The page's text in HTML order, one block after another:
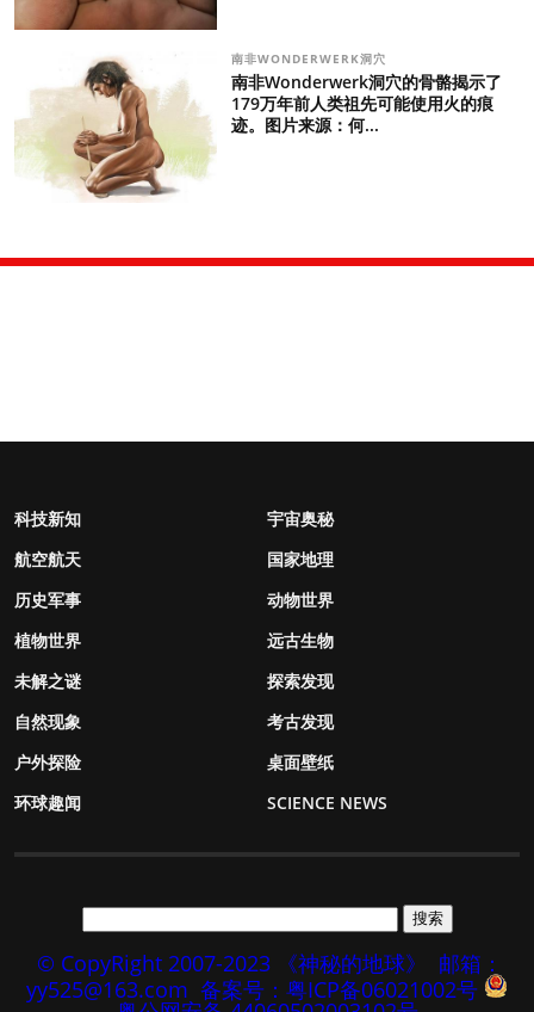
南非WONDERWERK洞穴
南非Wonderwerk洞穴的骨骼揭示了
179万年前人类祖先可能使用火的痕
迹。图片来源：何...
科技新知
宇宙奥秘
航空航天
国家地理
历史军事
动物世界
植物世界
远古生物
未解之谜
探索发现
自然现象
考古发现
户外探险
桌面壁纸
环球趣闻
SCIENCE NEWS
© CopyRight 2007-2023 《神秘的地球》
邮箱：
yy525@163.com 备案号：粤ICP备06021002号